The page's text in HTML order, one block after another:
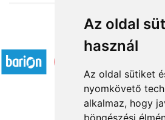
Az oldal
használ
Az oldal sütiket
nyomkövető
alkalmaz, hogy
böngészési
Elfogadott fizetési